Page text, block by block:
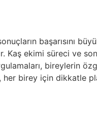
başarısını
Kaş ekimi süreci ve
bireylerin
her birey için dikkatle